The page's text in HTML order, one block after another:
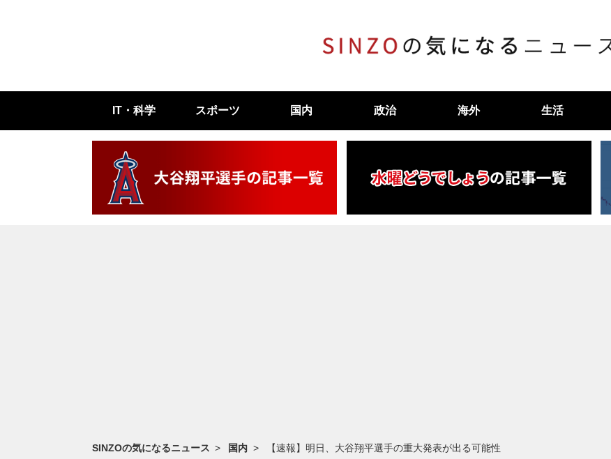
IT・科学 スポーツ 国内 政治 海外 生活
SINZOの気になるニュース 国内 【速報】明日、大谷翔平選手の重大発表が出る可能性